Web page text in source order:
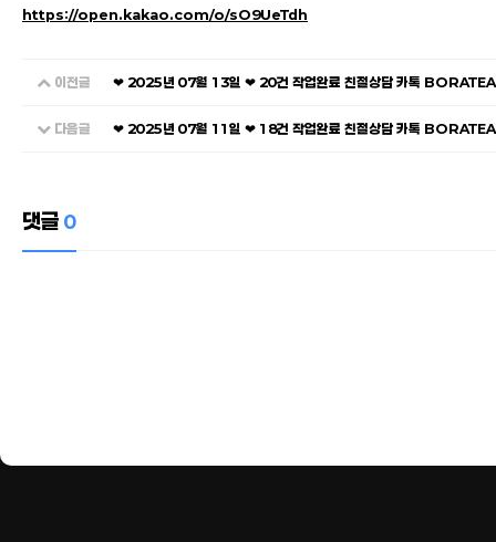
https://open.kakao.com/o/sO9UeTdh
이전글 ❤ 2025년 07월 13일 ❤ 20건 작업완료 친절상담 카톡
다음글 ❤ 2025년 07월 11일 ❤ 18건 작업완료 친절상담 카톡
댓글 0